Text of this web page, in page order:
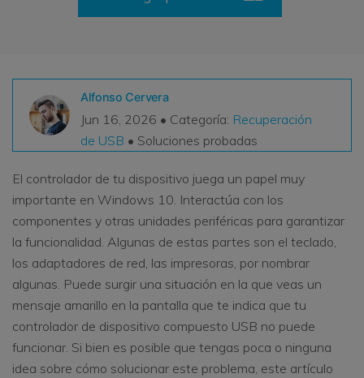
Pruébalo Gratis
Otros Productos
Repairit - Reparar Datos
UBackit - Respaldar Datos
VER TODAS LAS FUNCIONES
Alfonso Cervera
Jun 16, 2026 • Categoría: Recuperación
de USB • Soluciones probadas
El controlador de tu dispositivo juega un papel muy
importante en Windows 10. Interactúa con los
componentes y otras unidades periféricas para garantizar
la funcionalidad. Algunas de estas partes son el teclado,
los adaptadores de red, las impresoras, por nombrar
algunas. Puede surgir una situación en la que veas un
mensaje amarillo en la pantalla que te indica que tu
controlador de dispositivo compuesto USB no puede
funcionar. Si bien es posible que tengas poca o ninguna
idea sobre cómo solucionar este problema, este artículo